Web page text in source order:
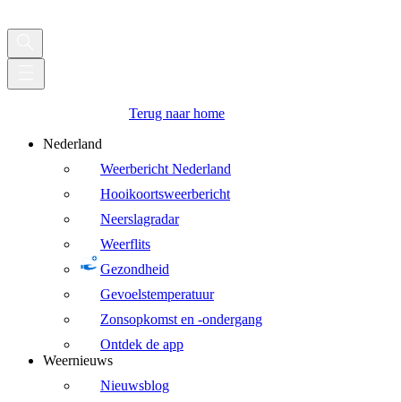
Terug naar home
Nederland
Weerbericht Nederland
Hooikoortsweerbericht
Neerslagradar
Weerflits
Gezondheid
Gevoelstemperatuur
Zonsopkomst en -ondergang
Ontdek de app
Weernieuws
Nieuwsblog